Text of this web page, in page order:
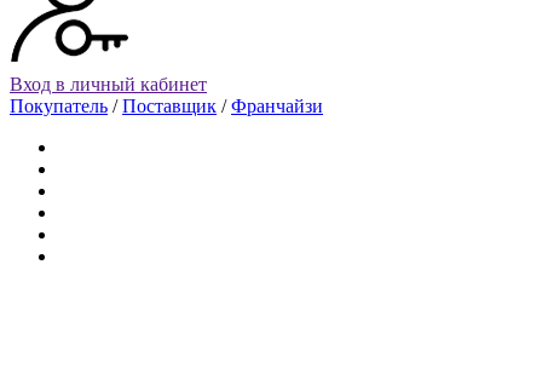
Вход в личный кабинет
Покупатель /Поставщик /Франчайзи